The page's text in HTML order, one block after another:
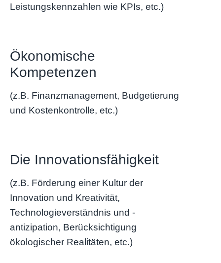
Leistungskennzahlen wie KPIs, etc.)
Ökonomische
Kompetenzen
(z.B. Finanzmanagement, Budgetierung
und Kostenkontrolle, etc.)
Die Innovationsfähigkeit
(z.B. Förderung einer Kultur der
Innovation und Kreativität,
Technologieverständnis und -
antizipation, Berücksichtigung
ökologischer Realitäten, etc.)